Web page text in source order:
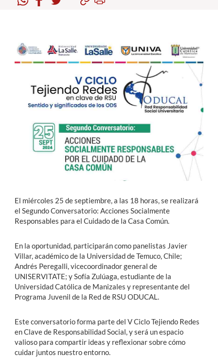
Funcionarios
El miércoles 25 de septiembre, a las 18 horas, se realizará
el Segundo Conversatorio: Acciones Socialmente
Responsables para el Cuidado de la Casa Común.
En la oportunidad, participarán como panelistas Javier
Villar, académico de la Universidad de Temuco, Chile;
Andrés Peregalli, vicecoordinador general de
UNISERVITATE; y Sofía Zulúaga, estudiante de la
Universidad Católica de Manizales y representante del
Programa Juvenil de la Red de RSU ODUCAL.
Este conversatorio forma parte del V Ciclo Tejiendo Redes
en Clave de Responsabilidad Social, y será un espacio
valioso para compartir ideas y reflexionar sobre cómo
cuidar juntos nuestro entorno.